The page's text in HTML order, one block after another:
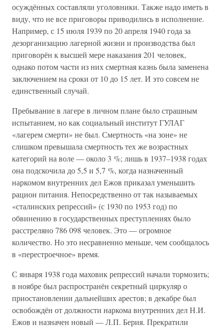
осуждённых составляли уголовники. Также надо иметь в
виду, что не все приговоры приводились в исполнение.
Например, с 15 июля 1939 по 20 апреля 1940 года за
дезорганизацию лагерной жизни и производства был
приговорён к высшей мере наказания 201 человек,
однако потом части из них смертная казнь была заменена
заключением на сроки от 10 до 15 лет. И это совсем не
единственный случай.
Пребывание в лагере в личном плане было страшным
испытанием, но как социальный институт ГУЛАГ
«лагерем смерти» не был. Смертность «на зоне» не
слишком превышала смертность тех же возрастных
категорий на воле — около 3 %; лишь в 1937–1938 годах
она подскочила до 5,5 и 5,7 %, когда назначенный
наркомом внутренних дел Ежов приказал уменьшить
рацион питания. Непосредственно от так называемых
«сталинских репрессий» (с 1930 по 1953 год) по
обвинению в государственных преступлениях было
расстреляно 786 098 человек. Это — огромное
количество. Но это несравненно меньше, чем сообщалось
в «перестроечное» время.
С января 1938 года маховик репрессий начали тормозить;
в ноябре был распространён секретный циркуляр о
приостановлении дальнейших арестов; в декабре был
освобождён от должности наркома внутренних дел Н.И.
Ежов и назначен новый — Л.П. Берия. Прекратили